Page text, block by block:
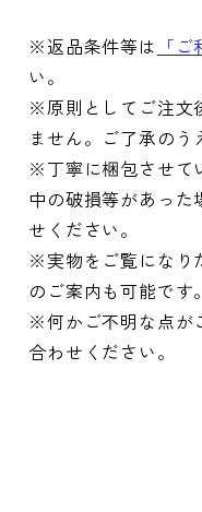
※返品条件等は 「
い。
※原則としてご注文
ません。ご了承のう
※丁寧に梱包させて
中の破損等があっ
せください。
※実物をご覧になり
のご案内も可能です
※何かご不明な点が
合わせください。